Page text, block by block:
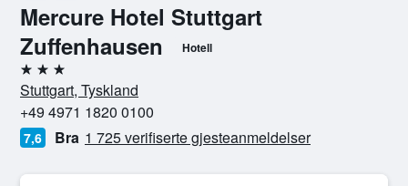
Mercure Hotel Stuttgart
Zuffenhausen
Hotell
3 stjerner
Stuttgart, Tyskland
+49 4971 1820 0100
7,6 Bra 1 725 verifiserte gjesteanmeldelser